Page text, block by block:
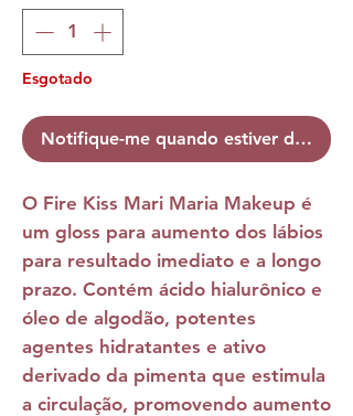
Esgotado
Notifique-me quando estiver
O Fire Kiss Mari Maria Makeup é
um gloss para aumento dos lábios
para resultado imediato e a longo
prazo. Contém ácido hialurônico e
óleo de algodão, potentes
agentes hidratantes e ativo
derivado da pimenta que estimula
a circulação, promovendo aumento